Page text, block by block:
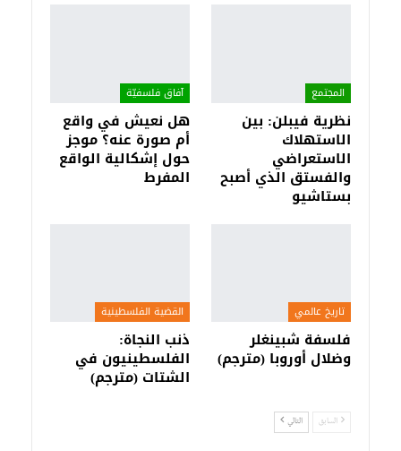
المجتمع
نظرية فيبلن: بين
الاستهلاك
الاستعراضي
والفستق الذي أصبح
بستاشيو
آفاق فلسفيّة‎
هل نعيش في واقع
أم صورة عنه؟ موجز
حول إشكالية الواقع
المفرط
تاريخ عالمي
فلسفة شبينغلر
وضلال أوروبا (مترجم)
القضية الفلسطينية
ذنب النجاة:
الفلسطينيون في
الشتات (مترجم)
السابق التالي